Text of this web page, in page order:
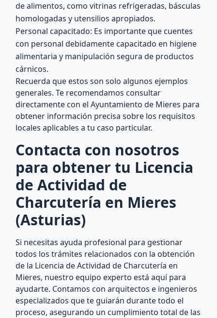
de alimentos, como vitrinas refrigeradas, básculas
homologadas y utensilios apropiados.
Personal capacitado: Es importante que cuentes
con personal debidamente capacitado en higiene
alimentaria y manipulación segura de productos
cárnicos.
Recuerda que estos son solo algunos ejemplos
generales. Te recomendamos consultar
directamente con el Ayuntamiento de Mieres para
obtener información precisa sobre los requisitos
locales aplicables a tu caso particular.
Contacta con nosotros
para obtener tu Licencia
de Actividad de
Charcutería en Mieres
(Asturias)
Si necesitas ayuda profesional para gestionar
todos los trámites relacionados con la obtención
de la Licencia de Actividad de Charcutería en
Mieres, nuestro equipo experto está aquí para
ayudarte. Contamos con arquitectos e ingenieros
especializados que te guiarán durante todo el
proceso, asegurando un cumplimiento total de las